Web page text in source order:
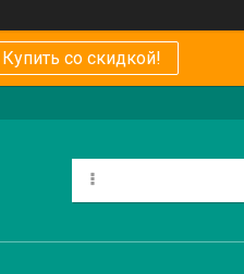
Купить со скидкой!